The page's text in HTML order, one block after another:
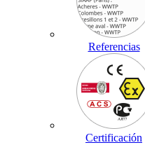
Referencias
Certificación